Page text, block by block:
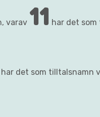
varav 11 har det
det som tilltalsnamn